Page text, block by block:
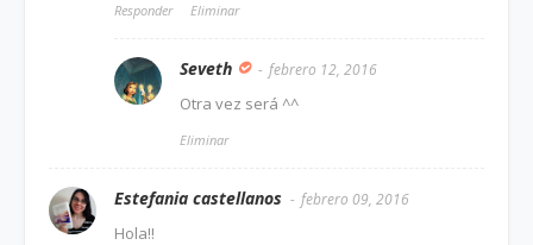
Responder Eliminar
Seveth febrero 12, 2016
Otra vez será ^^
Eliminar
Estefania castellanos febrero 09, 2016
Hola!!